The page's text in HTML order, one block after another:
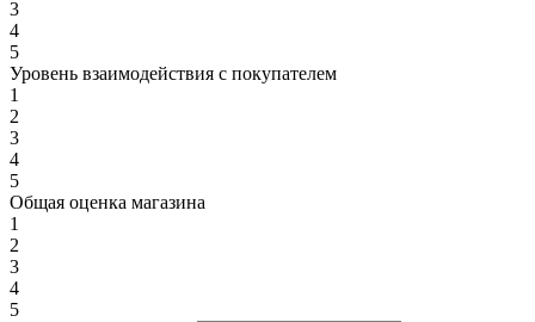
3
4
5
Уровень взаимодействия с покупателем
1
2
3
4
5
Общая оценка магазина
1
2
3
4
5